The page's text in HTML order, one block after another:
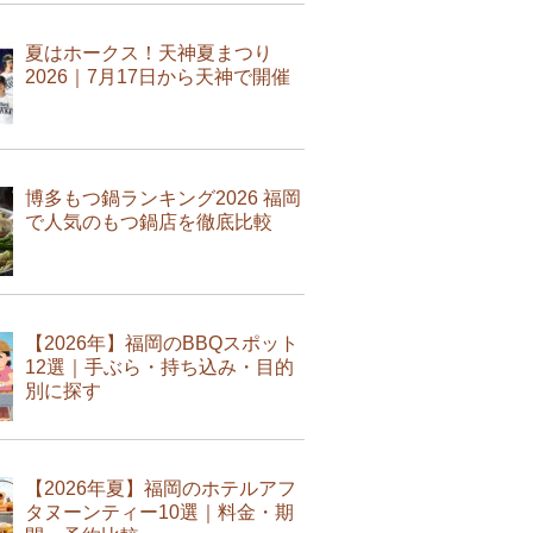
夏はホークス！天神夏まつり
2026｜7月17日から天神で開催
博多もつ鍋ランキング2026 福岡
で人気のもつ鍋店を徹底比較
【2026年】福岡のBBQスポット
12選｜手ぶら・持ち込み・目的
別に探す
【2026年夏】福岡のホテルアフ
タヌーンティー10選｜料金・期